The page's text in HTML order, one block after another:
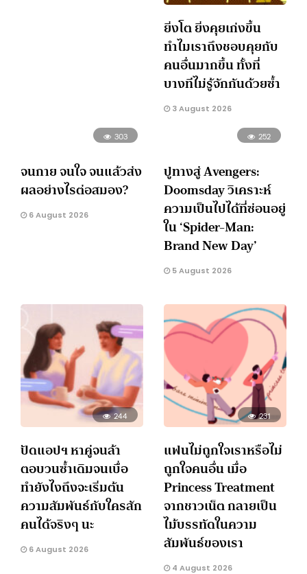
ยิ่งโต ยิ่งคุยเก่งขึ้น
ทำไมเราถึงชอบคุยกับ
คนอื่นมากขึ้น ทั้งที่
บางทีไม่รู้จักกันด้วยซ้ำ
3 August 2026
303
จนกาย จนใจ จนแล้วส่ง
ผลอย่างไรต่อสมอง?
6 August 2026
252
ปูทางสู่ Avengers:
Doomsday วิเคราะห์
ความเป็นไปได้ที่ซ่อนอยู่
ใน ‘Spider-Man:
Brand New Day’
5 August 2026
244
ปัดแอปฯ หาคู่จนล้า
ตอบวนซ้ำเดิมจนเบื่อ
ทำยังไงถึงจะเริ่มต้น
ความสัมพันธ์กับใครสัก
คนได้จริงๆ นะ
6 August 2026
231
แฟนไม่ถูกใจเราหรือไม่
ถูกใจคนอื่น เมื่อ
Princess Treatment
จากชาวเน็ต กลายเป็น
ไม้บรรทัดในความ
สัมพันธ์ของเรา
4 August 2026